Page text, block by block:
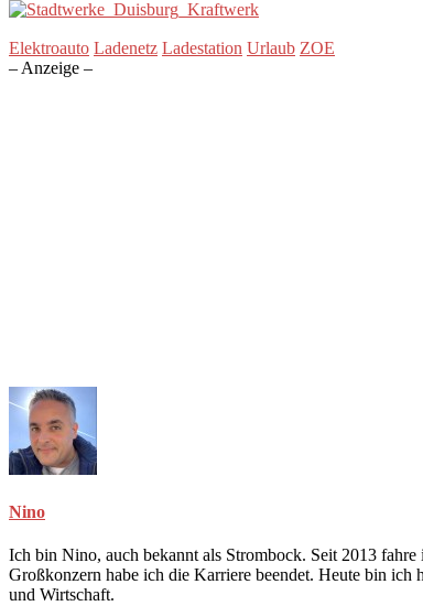
Elektroauto Ladenetz Ladestation Urlaub ZOE
– Anzeige –
Nino
Ich bin Nino, auch bekannt als Strombock. Seit 2013
Großkonzern habe ich die Karriere beendet. Heute bin
und Wirtschaft.